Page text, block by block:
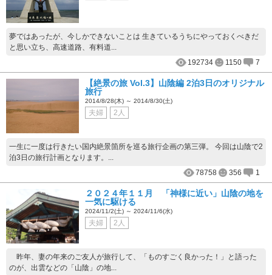
夢ではあったが、今しかできないことは 生きているうちにやっておくべきだ
と思い立ち、高速道路、有料道...
192734
1150 7
【絶景の旅 Vol.3】山陰編 2泊3日のオリジナル
旅行
2014/8/28(木) ～ 2014/8/30(土)
夫婦 2人
一生に一度は行きたい国内絶景箇所を巡る旅行企画の第三弾。 今回は山陰で2
泊3日の旅行計画となります。...
78758
356 1
２０２４年１１月 「神様に近い」山陰の地を
一気に駆ける
2024/11/2(土) ～ 2024/11/6(水)
夫婦 2人
昨年、妻の年来のご友人が旅行して、「ものすごく良かった！」と語った
のが、出雲などの「山陰」の地...